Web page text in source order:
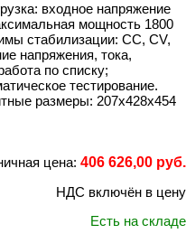
входное напряжение
мощность 1800
стабилизации: CC, CV,
напряжения, тока,
по списку;
тестирование.
размеры: 207х428х454
цена: 406 626,00 руб.
НДС включён в цену
Есть на складе